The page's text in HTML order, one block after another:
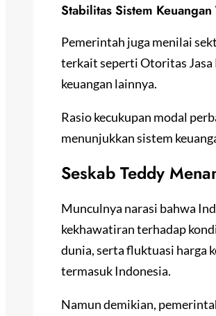
Stabilitas Sistem Keuangan
Pemerintah juga menilai
terkait seperti Otoritas Jasa
keuangan lainnya.
Rasio kecukupan modal
menunjukkan sistem
Seskab Teddy
Munculnya narasi bahwa
kekhawatiran terhadap
dunia, serta fluktuasi harga
termasuk Indonesia.
Namun demikian,